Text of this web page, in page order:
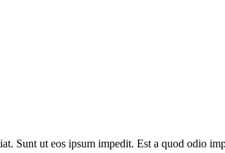
Sunt ut eos ipsum impedit. Est a quod odio